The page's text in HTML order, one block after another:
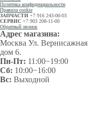
Политика конфиденциальности
Правила cookie
ЗАПЧАСТИ +7 916 243-00-03
СЕРВИС +7 903 208-11-00
Обратный звонок
Адрес магазина:
Москва Ул. Вернисажная
дом 6.
Пн-Пт: 11:00−19:00
Сб: 10:00−16:00
Вс: Выходной